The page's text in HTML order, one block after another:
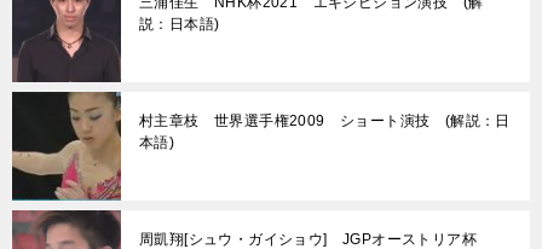
説：日本語)
村主章枝 世界選手権2009 ショート演技 (解説：日
本語)
周凱翔[シュウ・ガイショウ] JGPオーストリア杯